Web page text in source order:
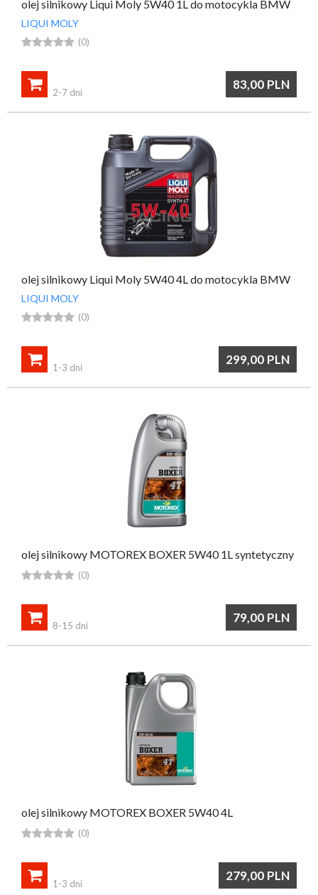
olej silnikowy Liqui Moly 5W40 1L do motocykla BMW
LIQUI MOLY
 (0)
83,00 PLN

2-7 dni
olej silnikowy Liqui Moly 5W40 4L do motocykla BMW
LIQUI MOLY
 (0)
299,00 PLN

1-3 dni
olej silnikowy MOTOREX BOXER 5W40 1L syntetyczny
 (0)
79,00 PLN

8-15 dni
olej silnikowy MOTOREX BOXER 5W40 4L
 (0)
279,00 PLN

1-3 dni